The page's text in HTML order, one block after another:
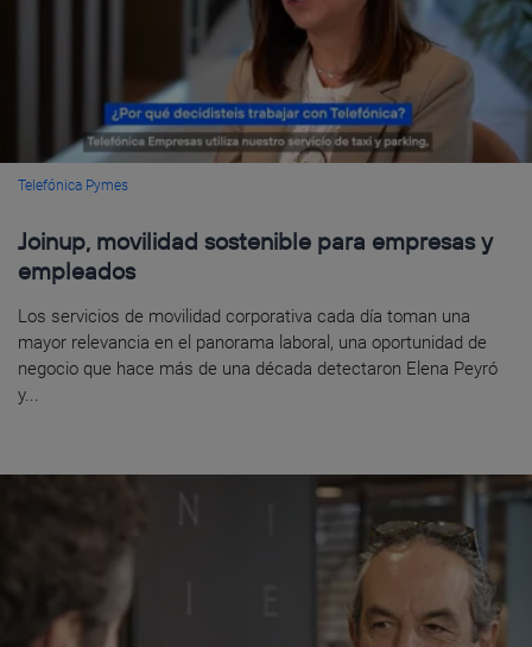
Telefónica Pymes
Joinup, movilidad sostenible para empresas y
empleados
Los servicios de movilidad corporativa cada día toman una
mayor relevancia en el panorama laboral, una oportunidad de
negocio que hace más de una década detectaron Elena Peyró
y...